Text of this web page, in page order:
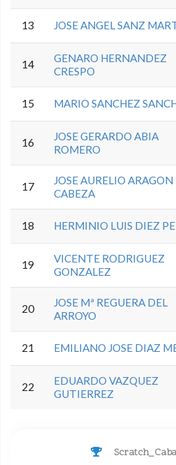
13 JOSE ANGEL SANZ
14
GENARO HERNANDEZ
CRESPO
15 MARIO SANCHEZ
16
JOSE GERARDO ABIA
ROMERO
17
JOSE AURELIO ARAGON
CABEZA
18 HERMINIO LUIS DIEZ
19
VICENTE RODRIGUEZ
GONZALEZ
20
JOSE Mª REGUERA DEL
ARROYO
21 EMILIANO JOSE DIAZ
22
EDUARDO VAZQUEZ
GUTIERREZ